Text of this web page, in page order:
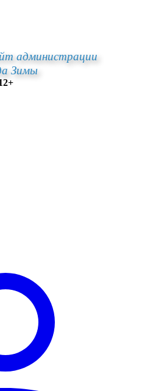
администрации
Зимы